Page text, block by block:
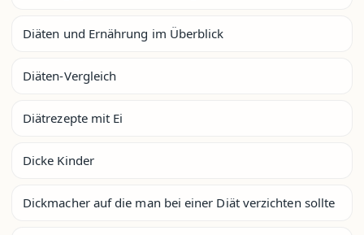
Diäten und Ernährung im Überblick
Diäten-Vergleich
Diätrezepte mit Ei
Dicke Kinder
Dickmacher auf die man bei einer Diät verzichten sollte